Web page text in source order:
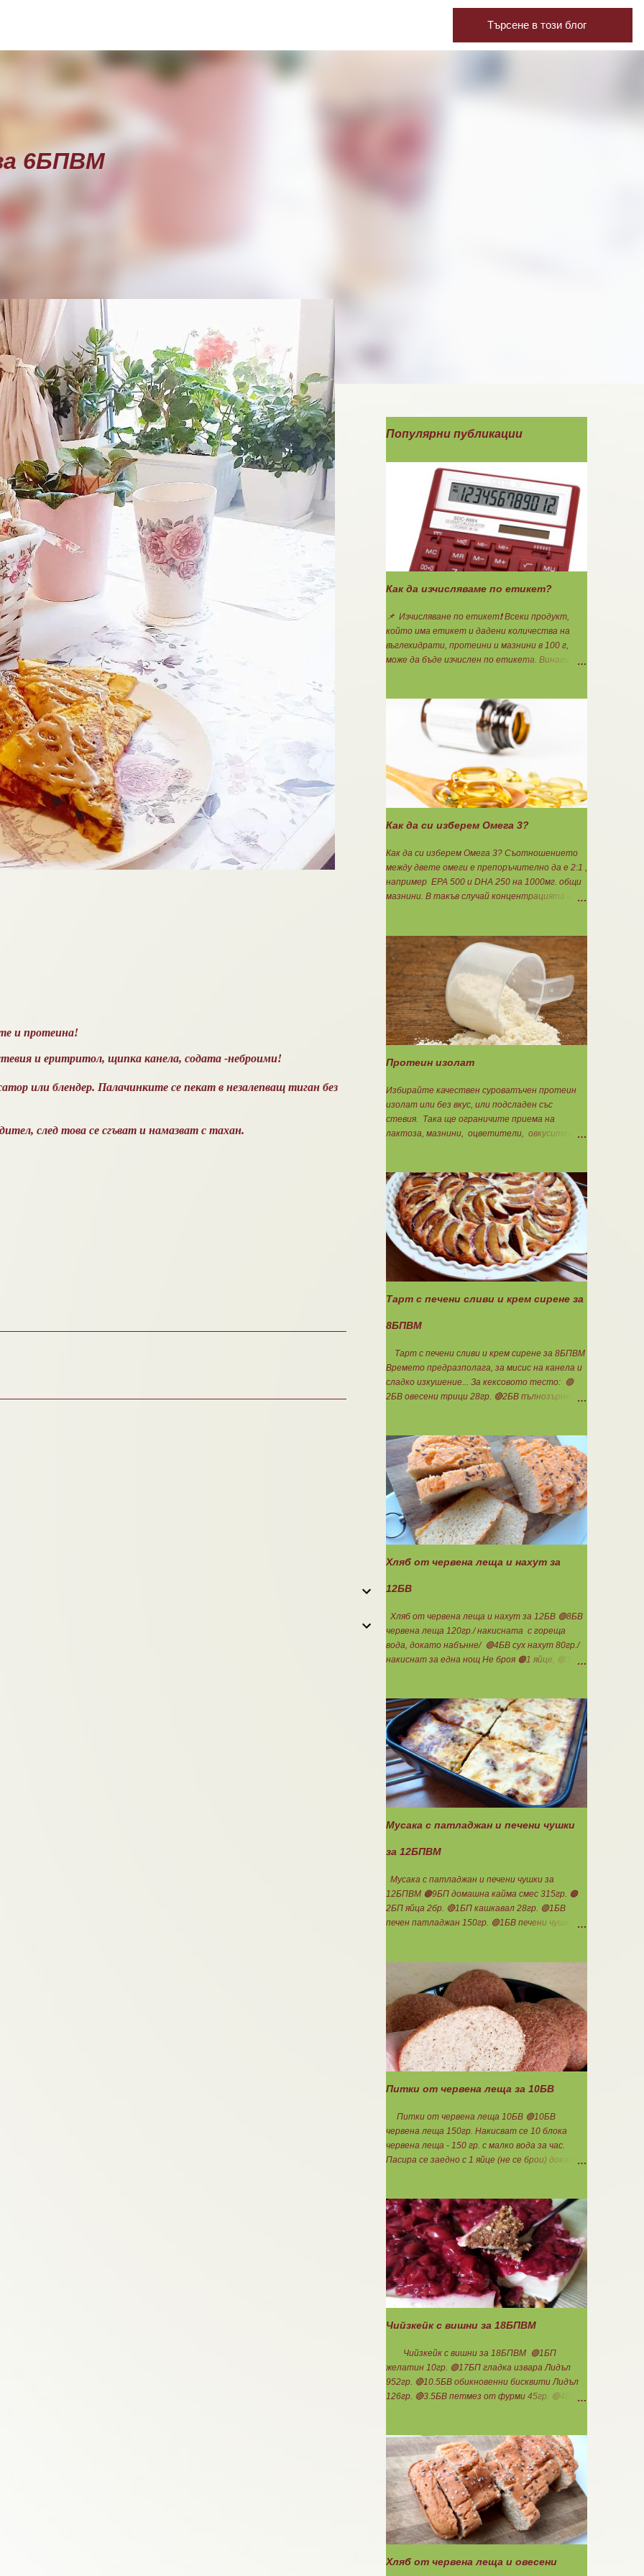
6БПВМ
и протеина!
и еритритол, щипка канела, содата -неброими!
или блендер. Палачинките се пекат в незалепващ тиган без
след това се сгъват и намазват с тахан.
Популярни публикации
Как да изчисляваме по етикет?
📌 Изчисляване по етикет❗ Всеки продукт,
който има етикет и дадени количества на
въглехидрати, протеини и мазнини в 100 г,
може да бъде изчислен по етикета. Винаги
етикет: Протеини: 700 : съдържанието на
протеин в 100 г = количеството протеин за 1
блок. Въглехидрати: 900 : съдържанието на
въглехидрати в 100 г = количеството
количеството мазнини в 100 г продукт =
мазнините за 1 блок.
Как да си изберем Омега 3?
Как да си изберем Омега 3? Съотношението
между двете омеги е препоръчително да е 2:1 ,
например ЕРА 500 и DHA 250 на 1000мг. общи
мазнини. В такъв случай концентрацията ще
по 6гр. Омега 3, то с описаната концентрация
следва да вземате по 8бр. капсули.
Концентрацията на Омега 3 не трябва да е
по-малко от 60%, което гарантира, че ще
приемете по-малко количество излишни
мазнини като други омеги 6 и 9, и разни
наситени мазнини. Трябва да търсите на
етикета от какви риби е маслото. От по-
Технологията на пречистване и концентрация
киселини е различна. Крайната форма е или
етил-естерна от молекулярното
пречистване, или триглицеридна чрез
обратен процес на реестеризация. Винаги
накрая е важно ...
Протеин изолат
Избирайте качествен суроватъчен протеин
изолат или без вкус, или подсладен със
стевия. Така ще ограничите приема на
лактоза, мазнини, оцветители, овкусители и
усвояване. Протеинът изолат съдържа 90%
протеин и ниски нива на мазнини. Подходящ е
за хора с лактозна непоносимост. Самата
технология на филтрация при качествените
продукти отстранява млечната захар и по
този начин се избягват проблемите със
алергии, задържане на вода, подуване на
стомаха, диария или друг тип дискомфорт.
Тарт с печени сливи и крем сирене за
8БПВМ
Тарт с печени сливи и крем сирене за 8БПВМ
Времето предразполага, за мисис на канела и
сладко изкушение... За кексовото тесто: 🟢
2БВ овесени трици 28гр. 🔴2БВ пълнозърнесто
21гр. 🟢5БМ сусамов тахан 15гр. Ванилия
Минимално количество стевия бленд.
Бакпулвер Всичко се смесва добре и се оставя
на страна да набъбне. За чийз крема: 🟢3БП
обезмаслено крем сирене Кауфланд 200гр. + 1
равна с.л скир 🟠1БП яйце 1бр. Ванилия Не
подслаждам! За отгоре: 🟢4БВ сини сливи
360гр. Канела Мазнините са удвоени за
силиконова форма за тарт, разпределих
така: 🥧1- ви слой от кексово тесто 🥧2- ри
сливи Канелата поръсих след изпичане, за да
не е много натрапчива и в голямо количество.
Сладкиша изпекох в загрята фурна на 180
градуса , докато бялата смес стане леко
Хляб от червена леща и нахут за
12БВ
Хляб от червена леща и нахут за 12БВ 🟢8БВ
червена леща 120гр./ накисната с гореща
вода, докато набънне/ 🟢4БВ сух нахут 80гр./
накиснат за една нощ Не броя 🟠1 яйце, 🟢3-
фурна на 180градуса до готовност. Нарязва
се на 12 филийки, всяка за 1БВ. Нека да ни е
вкусно заедно! Люси
Мусака с патладжан и печени чушки
за 12БПВМ
Мусака с патладжан и печени чушки за
12БПВМ 🟠9БП домашна кайма смес 315гр. 🟠
2БП яйца 2бр. 🔴1БП кашкавал 28гр. 🟢1БВ
печен патладжан 150гр. 🟢1БВ печени чушки
кисело мляко не се брои Подправки на вкус
Мазнините се намаляват за кашкавала! Ако
ползвате много мазна кайма, може изобщо да
не добавяте мазнини... Каймата се задушава с
лука и картофите. Всичко останало с3
нарязва и добавя към сместа. Пече се до
готовност. Заливката е от яйца,кашкавал и
можете да разпределите на порции и да
вкусно заедно! Люси
Питки от червена леща за 10БВ
Питки от червена леща 10БВ 🟢10БВ
червена леща 150гр. Накисват се 10 блока
червена леща - 150 гр. с малко вода за час.
Пасира се заедно с 1 яйце (не се брои) докато
бакпулвер. Добавям се хуск, докато стане
много гъста смес, която може да се оформя на
топчета. Оставя се още малко, да поеме
добре хуска и с влажни ръце се оформят 10
еднакви топчета. Пече се в добре загрята
фурна на 200 градуса за 35-40 мин. Всяка
питка е 1 блок въглехидрат. Нека да ни е
вкусно заедно! Споделено от Петя Чанева
Чийзкейк с вишни за 18БПВМ
Чийзкейк с вишни за 18БПВМ 🟢1БП
желатин 10гр. 🟢17БП гладка извара Лидъл
952гр. 🔴10.5БВ обикновенни бисквити Лидъл
126гр. 🔴3.5БВ петмез от фурми 45гр. 🟢4БВ
малко какао ( така си забърках в буркана )
108гр. Ванилия 1с.л.стевия бленд в крема
Мазнините са удвоени заради обезмасленото
извара! Бисквитките не го предполагат
много, но мигвам...Начуках ги по- едро и смесих
с фъстъченото масло. Получи се доволно
количество. Загладих с чашка във формата.
Изварата смесих с петмез от фурми и супена
разтопения предварително на водна баня
Хляб от червена леща и овесени